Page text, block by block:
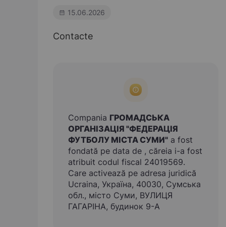
15.06.2026
Contacte
Compania ГРОМАДСЬКА
ОРГАНІЗАЦІЯ "ФЕДЕРАЦІЯ
ФУТБОЛУ МІСТА СУМИ" a fost
fondată pe data de , căreia i-a fost
atribuit codul fiscal 24019569.
Care activează pe adresa juridică
Ucraina, Україна, 40030, Сумська
обл., місто Суми, ВУЛИЦЯ
ГАГАРІНА, будинок 9-А